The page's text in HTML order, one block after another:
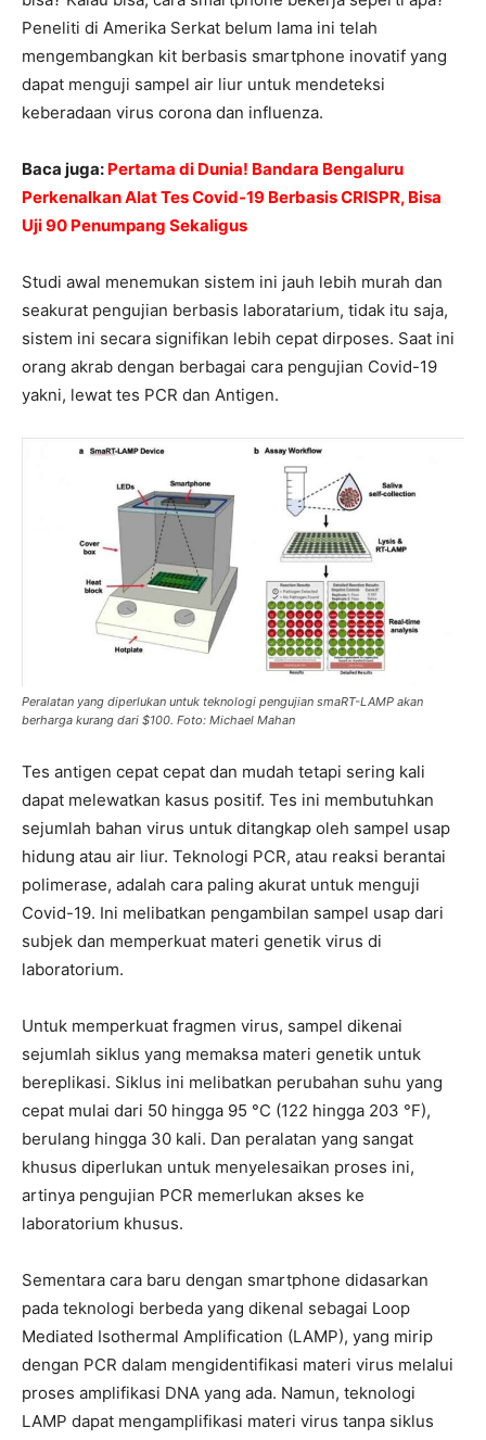
Peneliti di Amerika Serkat belum lama ini telah
mengembangkan kit berbasis smartphone inovatif yang
dapat menguji sampel air liur untuk mendeteksi
keberadaan virus corona dan influenza.
Baca juga: Pertama di Dunia! Bandara Bengaluru
Perkenalkan Alat Tes Covid-19 Berbasis CRISPR, Bisa
Uji 90 Penumpang Sekaligus
Studi awal menemukan sistem ini jauh lebih murah dan
seakurat pengujian berbasis laboratarium, tidak itu saja,
sistem ini secara signifikan lebih cepat dirposes. Saat ini
orang akrab dengan berbagai cara pengujian Covid-19
yakni, lewat tes PCR dan Antigen.
Peralatan yang diperlukan untuk teknologi pengujian smaRT-LAMP akan
berharga kurang dari $100. Foto: Michael Mahan
Tes antigen cepat cepat dan mudah tetapi sering kali
dapat melewatkan kasus positif. Tes ini membutuhkan
sejumlah bahan virus untuk ditangkap oleh sampel usap
hidung atau air liur. Teknologi PCR, atau reaksi berantai
polimerase, adalah cara paling akurat untuk menguji
Covid-19. Ini melibatkan pengambilan sampel usap dari
subjek dan memperkuat materi genetik virus di
laboratorium.
Untuk memperkuat fragmen virus, sampel dikenai
sejumlah siklus yang memaksa materi genetik untuk
bereplikasi. Siklus ini melibatkan perubahan suhu yang
cepat mulai dari 50 hingga 95 °C (122 hingga 203 °F),
berulang hingga 30 kali. Dan peralatan yang sangat
khusus diperlukan untuk menyelesaikan proses ini,
artinya pengujian PCR memerlukan akses ke
laboratorium khusus.
Sementara cara baru dengan smartphone didasarkan
pada teknologi berbeda yang dikenal sebagai Loop
Mediated Isothermal Amplification (LAMP), yang mirip
dengan PCR dalam mengidentifikasi materi virus melalui
proses amplifikasi DNA yang ada. Namun, teknologi
LAMP dapat mengamplifikasi materi virus tanpa siklus